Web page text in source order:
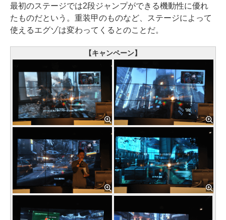
最初のステージでは2段ジャンプができる機動性に優れ
たものだという。重装甲のものなど、ステージによって
使えるエグゾは変わってくるとのことだ。
【キャンペーン】